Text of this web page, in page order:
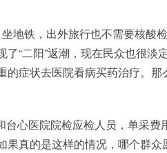
地铁，出外旅行也不需要核酸
“二阳”返潮，现在民众也很淡
症状去医院看病买药治疗。
心医院院检应检人员，单采费
真的是这样的情况，哪个群